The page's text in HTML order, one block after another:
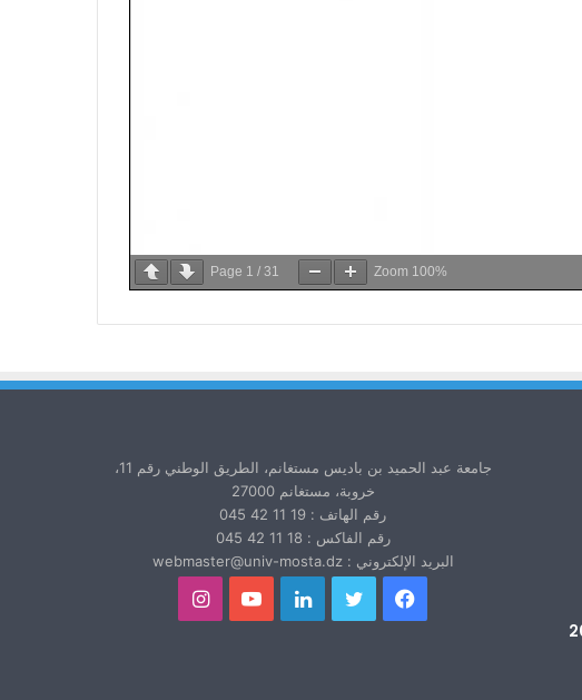
Page 1 / 31 Zoom 100%
جامعة عبد الحميد بن باديس مستغانم، الطريق الوطني رقم 11،
خروبة، مستغانم 27000
رقم الهاتف : 19 11 42 045
رقم الفاكس : 18 11 42 045
البريد الإلكتروني : webmaster@univ-mosta.dz
فيسبوك تويتر لينكدإنيوتيوبانستقرام